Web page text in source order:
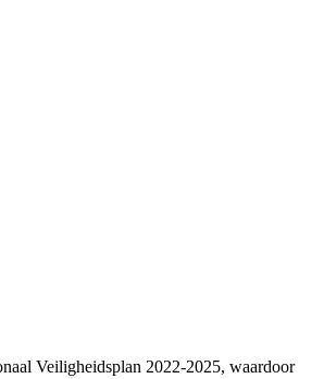
Veiligheidsplan 2022-2025, waardoor